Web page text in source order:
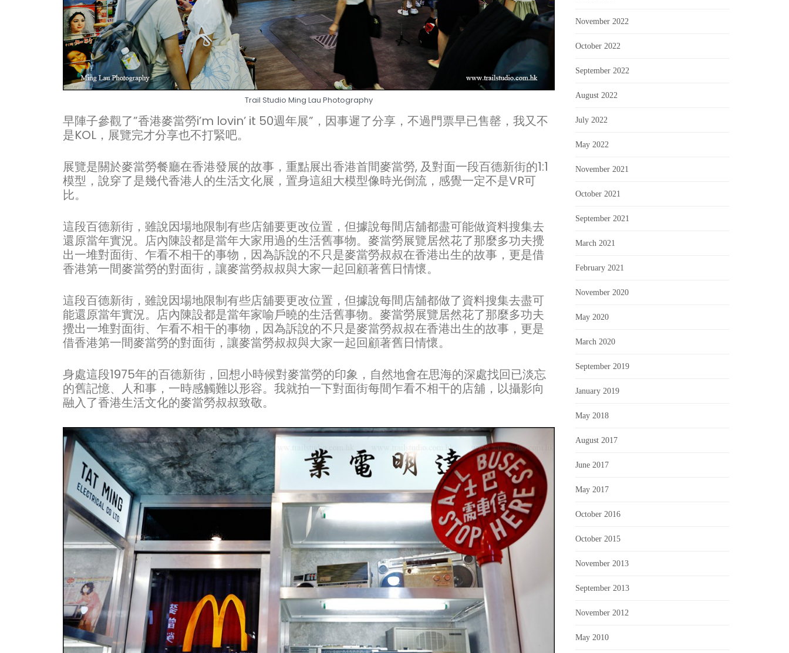
Trail Studio Ming Lau Photography
早陣子參觀了”香港麥當勞i’m lovin’ it 50週年展”，因事遲了分享，不過門票早已售罄，我又不
是KOL，展覽完才分享也不打緊吧。
展覽是關於麥當勞餐廳在香港發展的故事，重點展出香港首間麥當勞, 及對面一段百德新街的1:1
模型，說穿了是幾代香港人的生活文化展，置身這組大模型像時光倒流，感覺一定不是VR可
比。
這段百德新街，雖說因場地限制有些店舖要更改位置，但據說每間店舖都盡可能做資料搜集去
還原當年實況。店內陳設都是當年大家用過的生活舊事物。麥當勞展覽居然花了那麼多功夫攪
出一堆對面街、乍看不相干的事物，因為訴說的不只是麥當勞叔叔在香港出生的故事，更是借
香港第一間麥當勞的對面街，讓麥當勞叔叔與大家一起回顧著舊日情懷。
這段百德新街，雖說因場地限制有些店舖要更改位置，但據說每間店舖都做了資料搜集去盡可
能還原當年實況。店內陳設都是當年家喻戶曉的生活舊事物。麥當勞展覽居然花了那麼多功夫
攪出一堆對面街、乍看不相干的事物，因為訴說的不只是麥當勞叔叔在香港出生的故事，更是
借香港第一間麥當勞的對面街，讓麥當勞叔叔與大家一起回顧著舊日情懷。
身處這段1975年的百德新街，回想小時候對麥當勞的印象，自然地會在思海的深處找回已淡忘
的舊記憶、人和事，一時感觸難以形容。我就拍一下對面街每間乍看不相干的店舖，以攝影向
融入了香港生活文化的麥當勞叔叔致敬。
November 2022
October 2022
September 2022
August 2022
July 2022
May 2022
November 2021
October 2021
September 2021
March 2021
February 2021
November 2020
May 2020
March 2020
September 2019
January 2019
May 2018
August 2017
June 2017
May 2017
October 2016
October 2015
November 2013
September 2013
November 2012
May 2010